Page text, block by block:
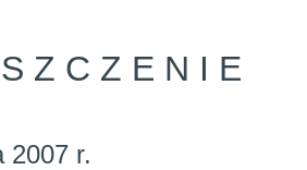
Z C Z E N I E
2007 r.